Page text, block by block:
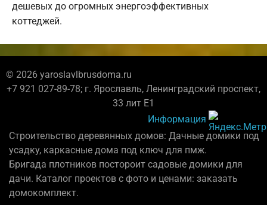
дешевых до огромных энергоэффективных
коттеджей.
© 2026 yaroslavlbrusdoma.ru
+7 921 027-89-78; г. Ярославль, Ленинградский проспект,
33 лит Е1
Информация
Строительство деревянных домов: Дачные домики под
усадку, каркасные дома под ключ для пмж.
Бригада плотников постороит садовые домики для
дачи. Каталог проектов с фото и ценами: заказать
домокомплект.